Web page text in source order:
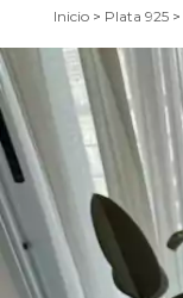
Inicio > Plata 925 >